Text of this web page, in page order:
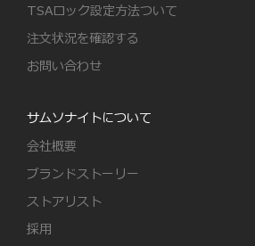
TSAロック設定方法ついて
注文状況を確認する
お問い合わせ
サムソナイトについて
会社概要
ブランドストーリー
ストアリスト
採用